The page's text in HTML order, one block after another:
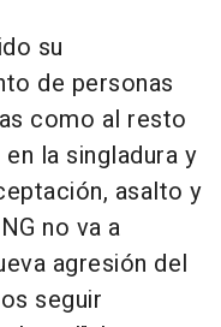
su
de personas
como al resto
la singladura y
asalto y
no va a
agresión del
seguir